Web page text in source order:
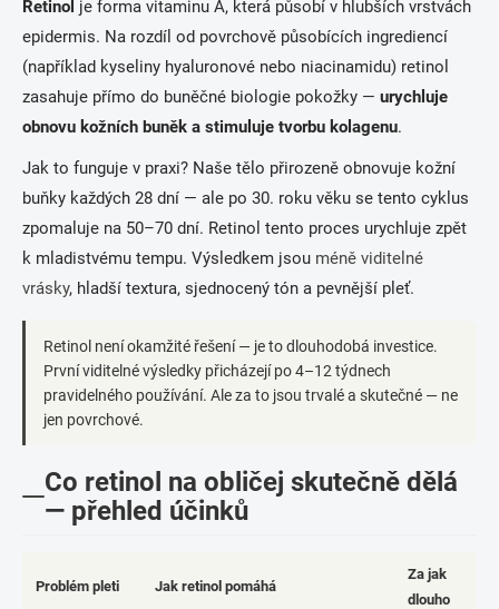
Retinol je forma vitaminu A, která působí v hlubších vrstvách
epidermis. Na rozdíl od povrchově působících ingrediencí
(například kyseliny hyaluronové nebo niacinamidu) retinol
zasahuje přímo do buněčné biologie pokožky — urychluje
obnovu kožních buněk a stimuluje tvorbu kolagenu.
Jak to funguje v praxi? Naše tělo přirozeně obnovuje kožní
buňky každých 28 dní — ale po 30. roku věku se tento cyklus
zpomaluje na 50–70 dní. Retinol tento proces urychluje zpět
k mladistvému tempu. Výsledkem jsou méně viditelné
vrásky, hladší textura, sjednocený tón a pevnější pleť.
Retinol není okamžité řešení — je to dlouhodobá investice.
První viditelné výsledky přicházejí po 4–12 týdnech
pravidelného používání. Ale za to jsou trvalé a skutečné — ne
jen povrchové.
Co retinol na obličej skutečně dělá
— přehled účinků
Problém pleti Jak retinol pomáhá
Za jak
dlouho